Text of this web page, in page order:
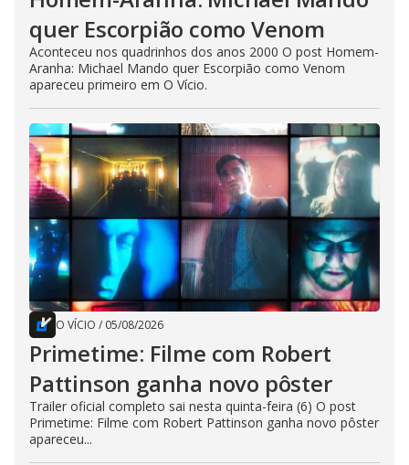
quer Escorpião como Venom
Aconteceu nos quadrinhos dos anos 2000 O post Homem-
Aranha: Michael Mando quer Escorpião como Venom
apareceu primeiro em O Vício.
O VÍCIO / 05/08/2026
Primetime: Filme com Robert
Pattinson ganha novo pôster
Trailer oficial completo sai nesta quinta-feira (6) O post
Primetime: Filme com Robert Pattinson ganha novo pôster
apareceu...